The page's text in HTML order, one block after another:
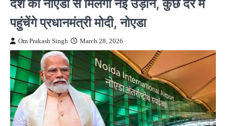
पहुंचेंगे प्रधानमंत्री मोदी, नोएडा
Om Prakash Singh March 28, 2026